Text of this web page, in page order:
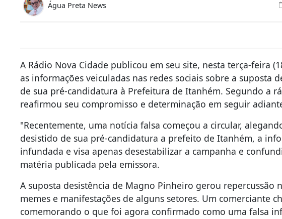
Água Preta News
A Rádio Nova Cidade publicou em seu site, nesta terça-feira
as informações veiculadas nas redes sociais sobre a suposta
de sua pré-candidatura à Prefeitura de Itanhém. Segundo a
reafirmou seu compromisso e determinação em seguir
"Recentemente, uma notícia falsa começou a circular,
desistido de sua pré-candidatura a prefeito de Itanhém, a
infundada e visa apenas desestabilizar a campanha e
matéria publicada pela emissora.
A suposta desistência de Magno Pinheiro gerou repercussão
memes e manifestações de alguns setores. Um comerciante
comemorando o que foi agora confirmado como uma falsa